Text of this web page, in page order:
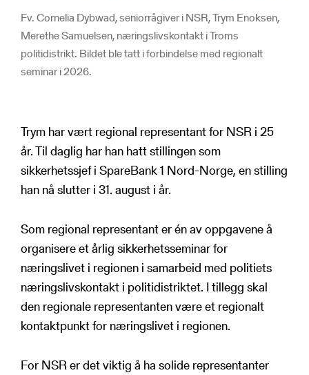
Fv. Cornelia Dybwad, seniorrågiver i NSR, Trym Enoksen,
Merethe Samuelsen, næringslivskontakt i Troms
politidistrikt. Bildet ble tatt i forbindelse med regionalt
seminar i 2026.
Trym har vært regional representant for NSR i 25
år. Til daglig har han hatt stillingen som
sikkerhetssjef i SpareBank 1 Nord-Norge, en stilling
han nå slutter i 31. august i år.
Som regional representant er én av oppgavene å
organisere et årlig sikkerhetsseminar for
næringslivet i regionen i samarbeid med politiets
næringslivskontakt i politidistriktet. I tillegg skal
den regionale representanten være et regionalt
kontaktpunkt for næringslivet i regionen.
For NSR er det viktig å ha solide representanter